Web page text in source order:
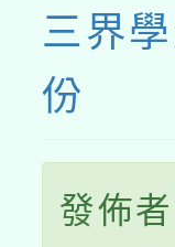
三界
份
發佈